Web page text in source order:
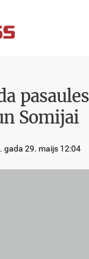
Somijai
gada 29. maijs 12:04